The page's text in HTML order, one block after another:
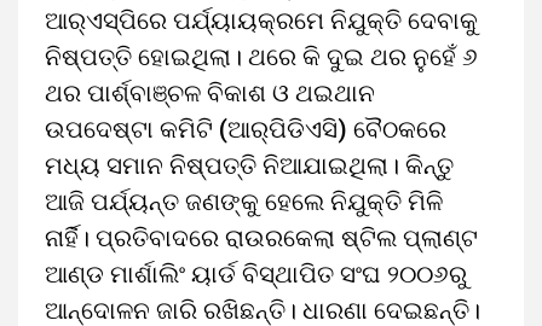
ଆର୍‌ଏସ୍‌ପିରେ ପର୍ଯ୍ୟାୟକ୍ରମେ ନିଯୁକ୍ତି ଦେବାକୁ
ନିଷ୍ପତ୍ତି ହୋଇଥିଲା। ଥରେ କି ଦୁଇ ଥର ନୁହେଁ ୬
ଥର ପାର୍ଶ୍ବାଞ୍ଚଳ ବିକାଶ ଓ ଥଇଥାନ
ଉପଦେଷ୍ଟା କମିଟି (ଆର୍‌ପିଡିଏସି) ବୈଠକରେ
ମଧ୍ୟ ସମାନ ନିଷ୍ପତ୍ତି ନିଆଯାଇଥିଲା। କିନ୍ତୁ
ଆଜି ପର୍ଯ୍ୟନ୍ତ ଜଣଙ୍କୁ ହେଲେ ନିଯୁକ୍ତି ମିଳି
ନାର୍ହି। ପ୍ରତିବାଦରେ ରାଉରକେଲା ଷ୍ଟିଲ ପ୍ଲାଣ୍ଟ
ଆଣ୍ଡ ମା‌ର୍ଶାଲିଂ ୟାର୍ଡ ବିସ୍ଥାପିତ ସଂଘ ୨୦୦୬ରୁ
ଆନ୍ଦୋଳନ ଜାରି ରଖିଛନ୍ତି। ଧାରଣା ଦେଇଛନ୍ତି।